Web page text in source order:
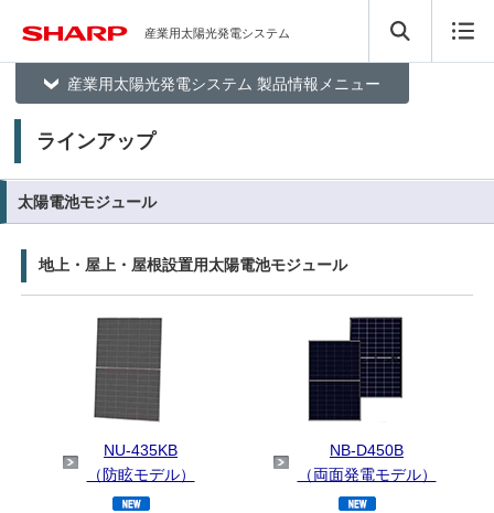
産業用太陽光発電システム
産業用太陽光発電システム 製品情報メニュー
ラインアップ
太陽電池モジュール
地上・屋上・屋根設置用太陽電池モジュール
NU-435KB
（防眩モデル）
NB-D450B
（両面発電モデル）